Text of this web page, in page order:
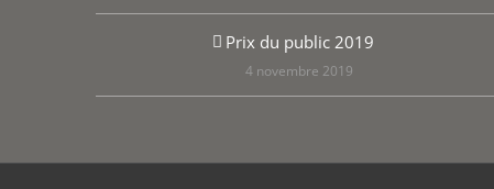
Prix du public 2019
4 novembre 2019